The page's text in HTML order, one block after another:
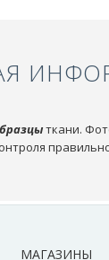
ткани.
МАГАЗИНЫ